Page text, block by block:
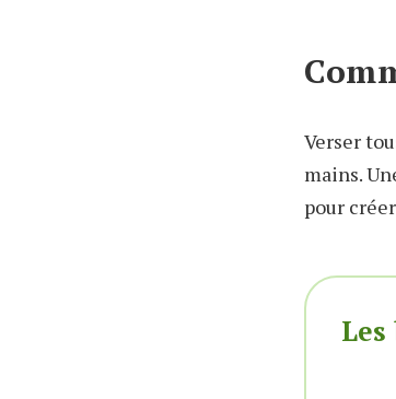
Verser
mains.
pour